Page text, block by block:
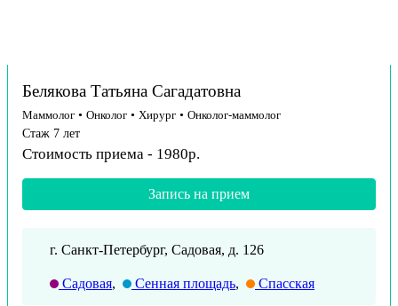
Белякова Татьяна Сагадатовна
Маммолог • Онколог • Хирург • Онколог-маммолог
Стаж 7 лет
Стоимость приема - 1980р.
Запись на прием
г. Санкт-Петербург, Садовая, д. 126
Садовая, Сенная площадь, Спасская